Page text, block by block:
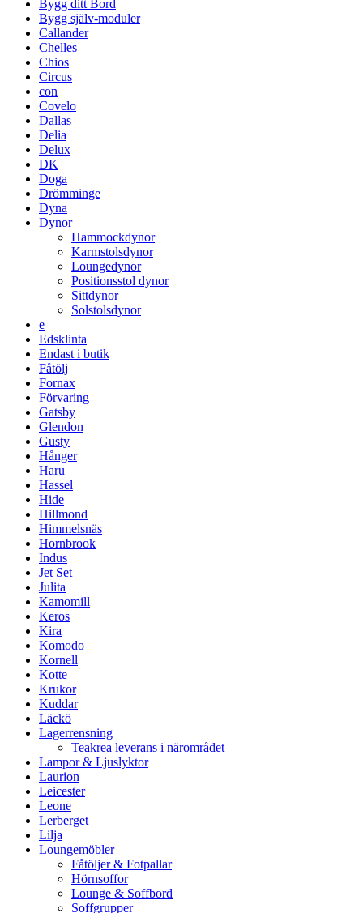
Bygg ditt Bord
Bygg själv-moduler
Callander
Chelles
Chios
Circus
con
Covelo
Dallas
Delia
Delux
DK
Doga
Drömminge
Dyna
Dynor
Hammockdynor
Karmstolsdynor
Loungedynor
Positionsstol dynor
Sittdynor
Solstolsdynor
e
Edsklinta
Endast i butik
Fåtölj
Fornax
Förvaring
Gatsby
Glendon
Gusty
Hånger
Haru
Hassel
Hide
Hillmond
Himmelsnäs
Hornbrook
Indus
Jet Set
Julita
Kamomill
Keros
Kira
Komodo
Kornell
Kotte
Krukor
Kuddar
Läckö
Lagerrensning
Teakrea leverans i närområdet
Lampor & Ljuslyktor
Laurion
Leicester
Leone
Lerberget
Lilja
Loungemöbler
Fåtöljer & Fotpallar
Hörnsoffor
Lounge & Soffbord
Soffgrupper